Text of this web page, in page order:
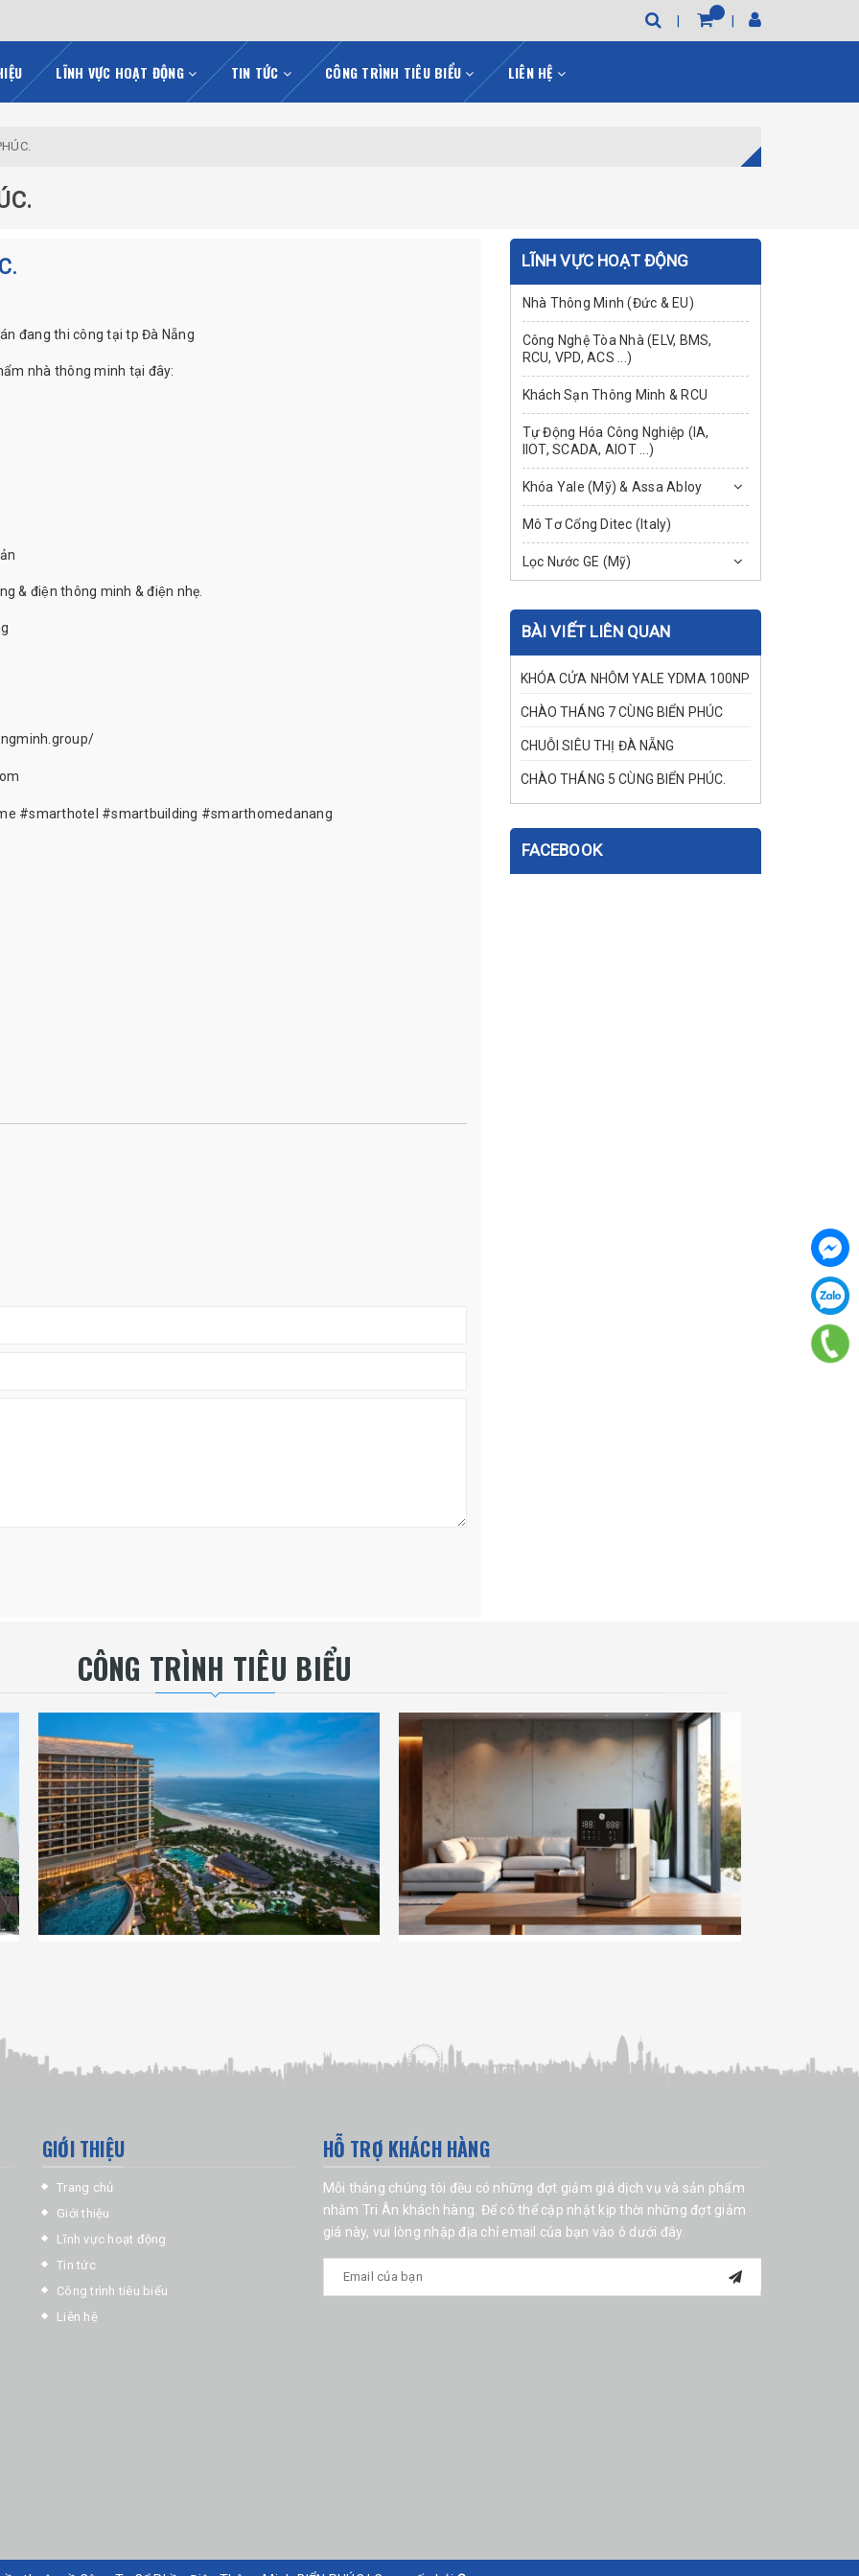
LĨNH VỰC HOẠT ĐỘNG TIN TỨC CÔNG TRÌNH TIÊU BIỂU LIÊN HỆ
đang thi công tại tp Đà Nẵng
nhà thông minh tại đây:
& điện thông minh & điện nhẹ.
#smarthotel #smartbuilding #smarthomedanang
LĨNH VỰC HOẠT ĐỘNG
Nhà Thông Minh (Đức & EU)
Công Nghệ Tòa Nhà (ELV, BMS,
RCU, VPD, ACS ...)
Khách Sạn Thông Minh & RCU
Tự Động Hóa Công Nghiệp (IA,
IIOT, SCADA, AIOT ...)
Khóa Yale (Mỹ) & Assa Abloy
Mô Tơ Cổng Ditec (Italy)
Lọc Nước GE (Mỹ)
BÀI VIẾT LIÊN QUAN
KHÓA CỬA NHÔM YALE YDMA 100NP
CHÀO THÁNG 7 CÙNG BIỂN PHÚC
CHUỖI SIÊU THỊ ĐÀ NẴNG
CHÀO THÁNG 5 CÙNG BIỂN PHÚC.
FACEBOOK
CÔNG TRÌNH TIÊU BIỂU
GIỚI THIỆU
Trang chủ
Giới thiệu
Lĩnh vực hoạt động
Tin tức
Công trình tiêu biểu
Liên hệ
HỖ TRỢ KHÁCH HÀNG
Mỗi tháng chúng tôi đều có những đợt giảm giá dịch vụ và sản phẩm
nhằm Tri Ân khách hàng. Để có thể cập nhật kịp thời những đợt giảm
giá này, vui lòng nhập địa chỉ email của bạn vào ô dưới đây.